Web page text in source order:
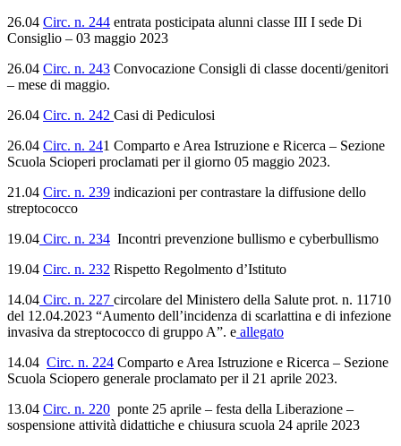
26.04 Circ. n. 244 entrata posticipata alunni classe III I sede Di
Consiglio – 03 maggio 2023
26.04 Circ. n. 243 Convocazione Consigli di classe docenti/genitori
– mese di maggio.
26.04 Circ. n. 242 Casi di Pediculosi
26.04 Circ. n. 241 Comparto e Area Istruzione e Ricerca – Sezione
Scuola Scioperi proclamati per il giorno 05 maggio 2023.
21.04 Circ. n. 239 indicazioni per contrastare la diffusione dello
streptococco
19.04 Circ. n. 234 Incontri prevenzione bullismo e cyberbullismo
19.04 Circ. n. 232 Rispetto Regolmento d’Istituto
14.04 Circ. n. 227 circolare del Ministero della Salute prot. n. 11710
del 12.04.2023 “Aumento dell’incidenza di scarlattina e di infezione
invasiva da streptococco di gruppo A”. e allegato
14.04 Circ. n. 224 Comparto e Area Istruzione e Ricerca – Sezione
Scuola Sciopero generale proclamato per il 21 aprile 2023.
13.04 Circ. n. 220 ponte 25 aprile – festa della Liberazione –
sospensione attività didattiche e chiusura scuola 24 aprile 2023